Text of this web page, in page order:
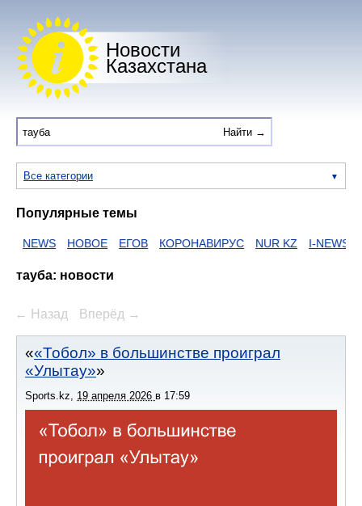
Новости
Казахстана
Все категории
Популярные темы
НОВОЕ ЕГОВ КОРОНАВИРУС NUR KZ I-NEWS KZ
тауба: новости
← Назад Вперёд →
«Тобол» в большинстве проиграл
«Улытау»
Sports.kz, 19 апреля 2026 в 17:59